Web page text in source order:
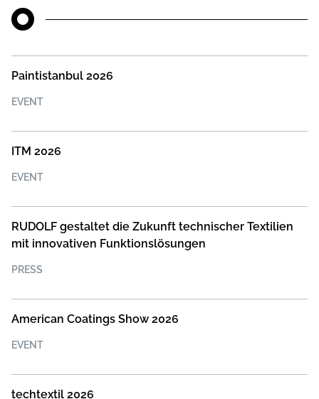
Paintistanbul 2026
EVENT
ITM 2026
EVENT
RUDOLF gestaltet die Zukunft technischer Textilien
mit innovativen Funktionslösungen
PRESS
American Coatings Show 2026
EVENT
techtextil 2026